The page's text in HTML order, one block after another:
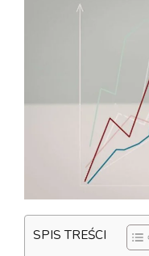
SPIS TREŚCI